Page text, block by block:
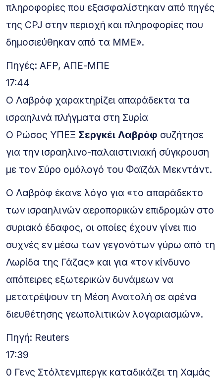
πληροφορίες που εξασφαλίστηκαν από πηγές
της CPJ στην περιοχή και πληροφορίες που
δημοσιεύθηκαν από τα ΜΜΕ».
Πηγές: AFP, ΑΠΕ-ΜΠΕ
17:44
Ο Λαβρόφ χαρακτηρίζει απαράδεκτα τα
ισραηλινά πλήγματα στη Συρία
Ο Ρώσος ΥΠΕΞ Σεργκέι Λαβρόφ συζήτησε
για την ισραηλινο-παλαιστινιακή σύγκρουση
με τον Σύρο ομόλογό του Φαϊζάλ Μεκντάντ.
Ο Λαβρόφ έκανε λόγο για «το απαράδεκτο
των ισραηλινών αεροπορικών επιδρομών στο
συριακό έδαφος, οι οποίες έχουν γίνει πιο
συχνές εν μέσω των γεγονότων γύρω από τη
Λωρίδα της Γάζας» και για «τον κίνδυνο
απόπειρες εξωτερικών δυνάμεων να
μετατρέψουν τη Μέση Ανατολή σε αρένα
διευθέτησης γεωπολιτικών λογαριασμών».
Πηγή: Reuters
17:39
0 Γενς Στόλτενμπεργκ καταδικάζει τη Χαμάς